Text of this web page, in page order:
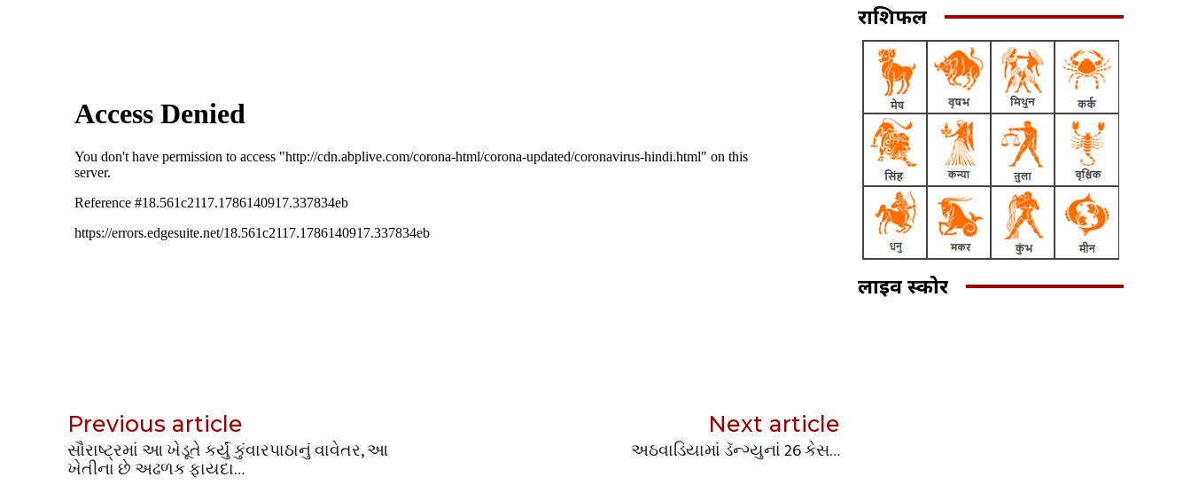
Previous article
સૌરાષ્ટ્રમાં આ ખેડૂતે કર્યું કુંવારપાઠાનું વાવેતર, આ
ખેતીના છે અઢળક ફાયદા…
Next article
અઠવાડિયામાં ડૅન્ગ્યુનાં 26 કેસ…
राशिफल
लाइव स्कोर